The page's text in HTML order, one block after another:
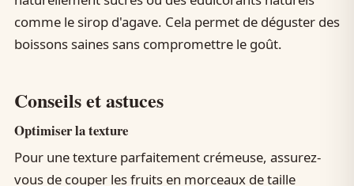
comme le sirop d'agave. Cela permet de déguster des
boissons saines sans compromettre le goût.
Conseils et astuces
Optimiser la texture
Pour une texture parfaitement crémeuse, assurez-
vous de couper les fruits en morceaux de taille